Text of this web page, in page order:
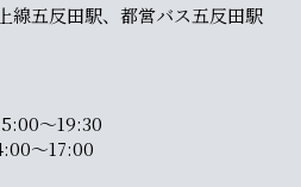
線五反田駅、都営バス五反田駅
〜19:30
〜17:00